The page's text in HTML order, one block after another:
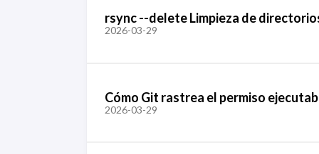
rsync --delete Limpieza de
2026-03-29
Cómo Git rastrea el permiso
2026-03-29